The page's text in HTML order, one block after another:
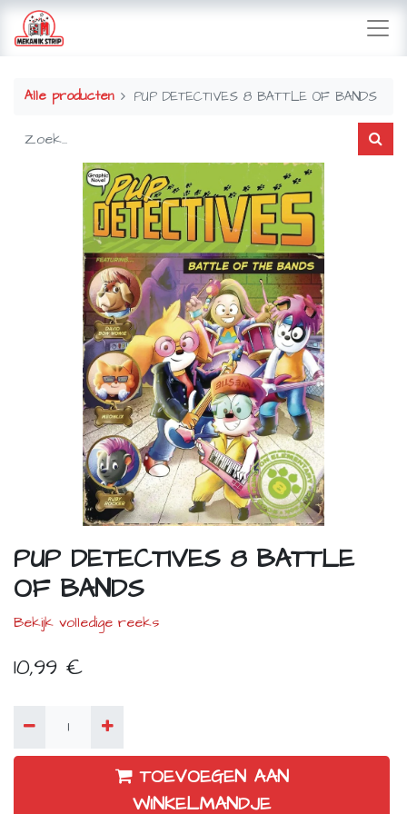
Alle producten PUP DETECTIVES 8 BATTLE OF BANDS
PUP DETECTIVES 8 BATTLE
OF BANDS
Bekijk volledige reeks
10,99 €
TOEVOEGEN AAN
WINKELMANDJE